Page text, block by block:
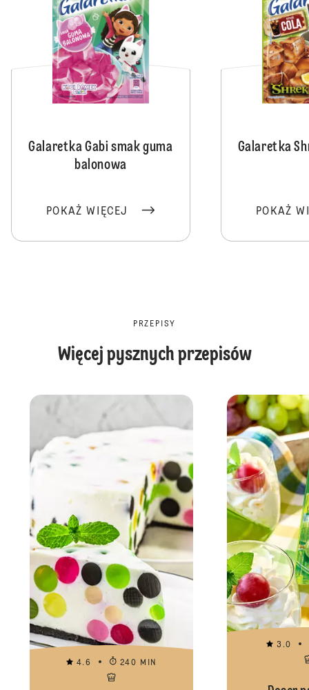
Galaretka Gabi smak guma
balonowa
POKAŻ WIĘCEJ
Galaretka
POKAŻ
PRZEPISY
Więcej pysznych przepisów
4.6 240 MIN
3.0